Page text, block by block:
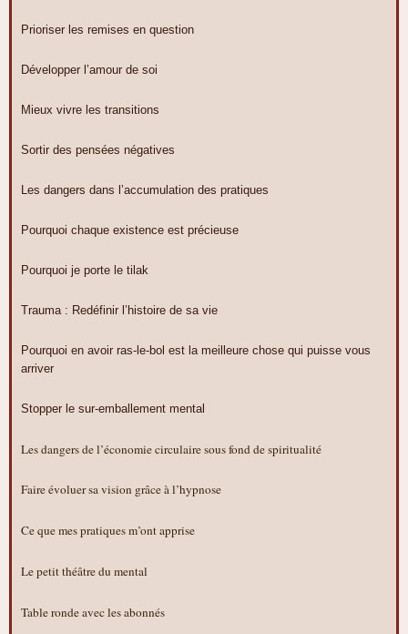
Prioriser les remises en question
Développer l’amour de soi
Mieux vivre les transitions
Sortir des pensées négatives
Les dangers dans l’accumulation des pratiques
Pourquoi chaque existence est précieuse
Pourquoi je porte le tilak
Trauma : Redéfinir l’histoire de sa vie
Pourquoi en avoir ras-le-bol est la meilleure chose qui puisse vous
arriver
Stopper le sur-emballement mental
Les dangers de l’économie circulaire sous fond de spiritualité
Faire évoluer sa vision grâce à l’hypnose
Ce que mes pratiques m’ont apprise
Le petit théâtre du mental
Table ronde avec les abonnés